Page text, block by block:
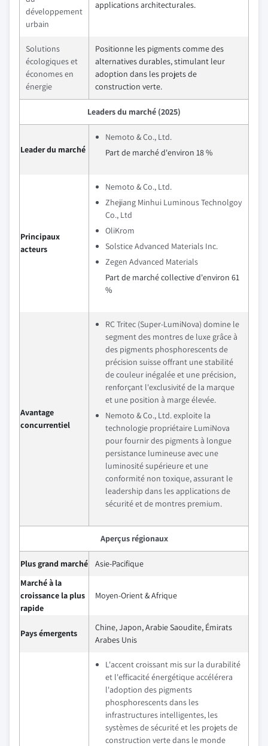
développement
urbain
applications architecturales.
Solutions
écologiques et
économes en
énergie
Positionne les pigments comme des
alternatives durables, stimulant leur
adoption dans les projets de
construction verte.
Leaders du marché (2025)
Leader du marché
Nemoto & Co., Ltd.
Part de marché d'environ 18 %
Principaux
acteurs
Nemoto & Co., Ltd.
Zhejiang Minhui Luminous Technolgoy
Co., Ltd
OliKrom
Solstice Advanced Materials Inc.
Zegen Advanced Materials
Part de marché collective d'environ 61
%
Avantage
concurrentiel
RC Tritec (Super-LumiNova) domine le
segment des montres de luxe grâce à
des pigments phosphorescents de
précision suisse offrant une stabilité
de couleur inégalée et une précision,
renforçant l'exclusivité de la marque
et une position à marge élevée.
Nemoto & Co., Ltd. exploite la
technologie propriétaire LumiNova
pour fournir des pigments à longue
persistance lumineuse avec une
luminosité supérieure et une
conformité non toxique, assurant le
leadership dans les applications de
sécurité et de montres premium.
Aperçus régionaux
Plus grand marché
Asie-Pacifique
Marché à la
croissance la plus
rapide
Moyen-Orient & Afrique
Pays émergents
Chine, Japon, Arabie Saoudite, Émirats
Arabes Unis
L'accent croissant mis sur la durabilité
et l'efficacité énergétique accélérera
l'adoption des pigments
phosphorescents dans les
infrastructures intelligentes, les
systèmes de sécurité et les projets de
construction verte dans le monde